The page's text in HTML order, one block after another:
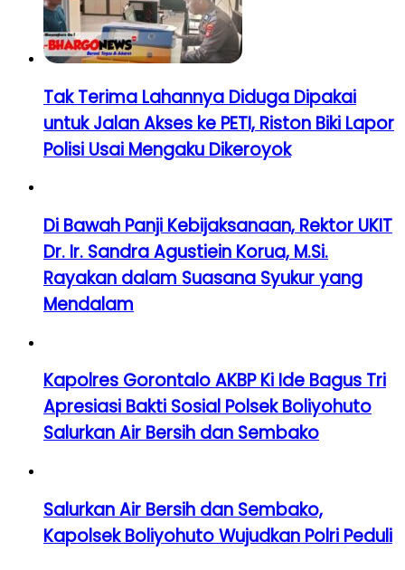
Tak Terima Lahannya Diduga Dipakai
untuk Jalan Akses ke PETI, Riston Biki Lapor
Polisi Usai Mengaku Dikeroyok
Di Bawah Panji Kebijaksanaan, Rektor UKIT
Dr. Ir. Sandra Agustiein Korua, M.Si.
Rayakan dalam Suasana Syukur yang
Mendalam
Kapolres Gorontalo AKBP Ki Ide Bagus Tri
Apresiasi Bakti Sosial Polsek Boliyohuto
Salurkan Air Bersih dan Sembako
Salurkan Air Bersih dan Sembako,
Kapolsek Boliyohuto Wujudkan Polri Peduli